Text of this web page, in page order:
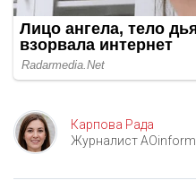
Карпова Рада
Журналист AOinform